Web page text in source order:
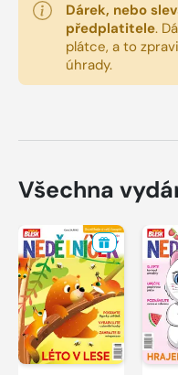
Dárek, nebo
předplatitele.
plátce, a to
úhrady.
Všechna